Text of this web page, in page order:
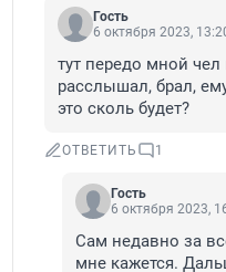
Гость
6 октября 2023,
тут передо мной
расслышал, брал,
это сколь будет?
ОТВЕТИТЬ 1
Гость
6 октября 2023,
Сам недавно за
мне кажется.